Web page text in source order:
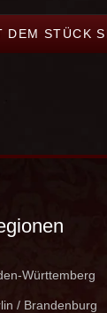
STÜCK
Württemberg
/ Brandenburg